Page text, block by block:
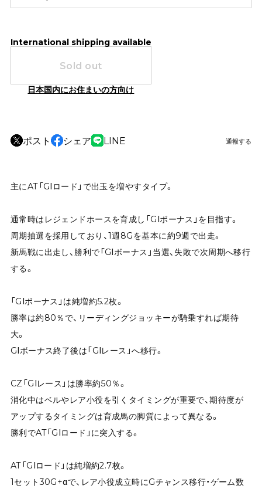
International shipping available
Sold out
日本国内にお住まいの方向け
ポスト シェア LINE 通報する
主にAT「GⅠロード」で出玉を増やすタイプ。
通常時はレジェンドホースを育成し「GⅠボーナス」を目指す。
周期抽選を採用しており、1週8Gを基本に約9週で出走。
新馬戦に出走し、勝利で「GⅠボーナス」当選、失敗で次周期へ移行
する。
「GⅠボーナス」は純増約5.2枚。
勝率は約80％で、リーディングジョッキーが騎乗すれば期待
大。
GⅠボーナス終了後は「GⅠレース」へ移行。
CZ「GⅠレース」は勝率約50％。
消化中はベルやレア小役を引くタイミングが重要で、期待度が
アップするタイミングは育成馬の脚質によって異なる。
勝利でAT「GⅠロード」に突入する。
AT「GⅠロード」は純増約2.7枚。
1セット30G+αで、レア小役成立時にGチャンス移行・ゲーム数